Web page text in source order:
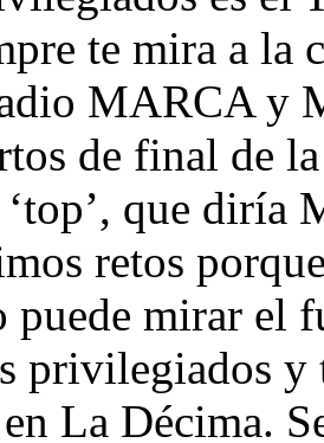
te mira a la
MARCA y
de final de
que diría
retos
puede mirar el
privilegiados y
La Décima.